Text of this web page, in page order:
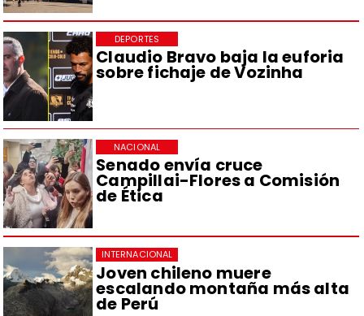
Claudio Bravo baja la euforia
sobre fichaje de Vozinha
DEPORTES
Senado envía cruce
Campillai-Flores a Comisión
de Ética
NACIONAL
Joven chileno muere
escalando montaña más alta
de Perú
INTERNACIONAL